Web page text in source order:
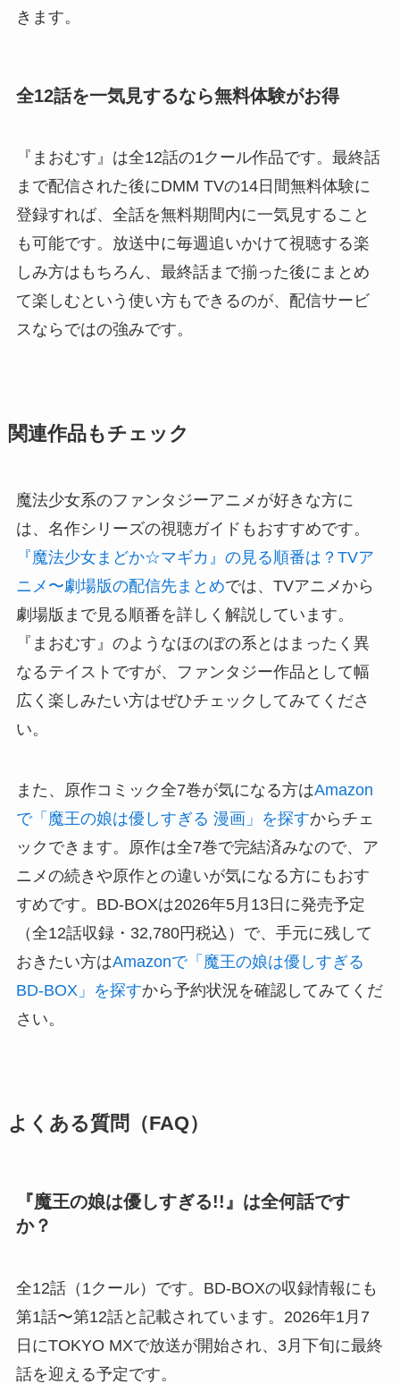
きます。
全12話を一気見するなら無料体験がお得
『まおむす』は全12話の1クール作品です。最終話
まで配信された後にDMM TVの14日間無料体験に
登録すれば、全話を無料期間内に一気見すること
も可能です。放送中に毎週追いかけて視聴する楽
しみ方はもちろん、最終話まで揃った後にまとめ
て楽しむという使い方もできるのが、配信サービ
スならではの強みです。
関連作品もチェック
魔法少女系のファンタジーアニメが好きな方に
は、名作シリーズの視聴ガイドもおすすめです。
『魔法少女まどか☆マギカ』の見る順番は？TVア
ニメ〜劇場版の配信先まとめでは、TVアニメから
劇場版まで見る順番を詳しく解説しています。
『まおむす』のようなほのぼの系とはまったく異
なるテイストですが、ファンタジー作品として幅
広く楽しみたい方はぜひチェックしてみてくださ
い。
また、原作コミック全7巻が気になる方はAmazon
で「魔王の娘は優しすぎる 漫画」を探すからチェ
ックできます。原作は全7巻で完結済みなので、ア
ニメの続きや原作との違いが気になる方にもおす
すめです。BD-BOXは2026年5月13日に発売予定
（全12話収録・32,780円税込）で、手元に残して
おきたい方はAmazonで「魔王の娘は優しすぎる
BD-BOX」を探すから予約状況を確認してみてくだ
さい。
よくある質問（FAQ）
『魔王の娘は優しすぎる!!』は全何話です
か？
全12話（1クール）です。BD-BOXの収録情報にも
第1話〜第12話と記載されています。2026年1月7
日にTOKYO MXで放送が開始され、3月下旬に最終
話を迎える予定です。